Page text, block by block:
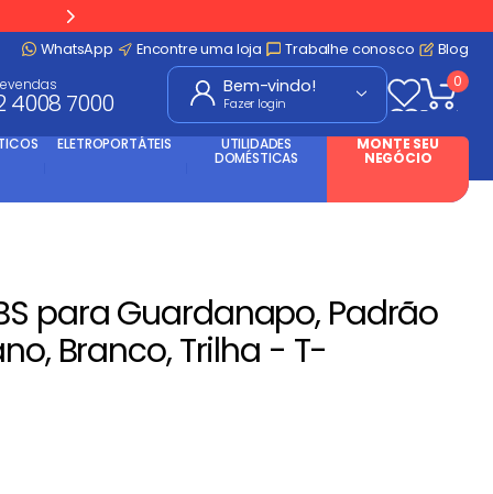
WhatsApp Encontre uma loja Trabalhe conosco
Blog
4008 7000 Fazer login
0
ELETROPORTÁTEIS UTILIDADES
DOMÉSTICAS
MONTE SEU
NEGÓCIO
para Guardanapo, Padrão
Branco, Trilha - T-